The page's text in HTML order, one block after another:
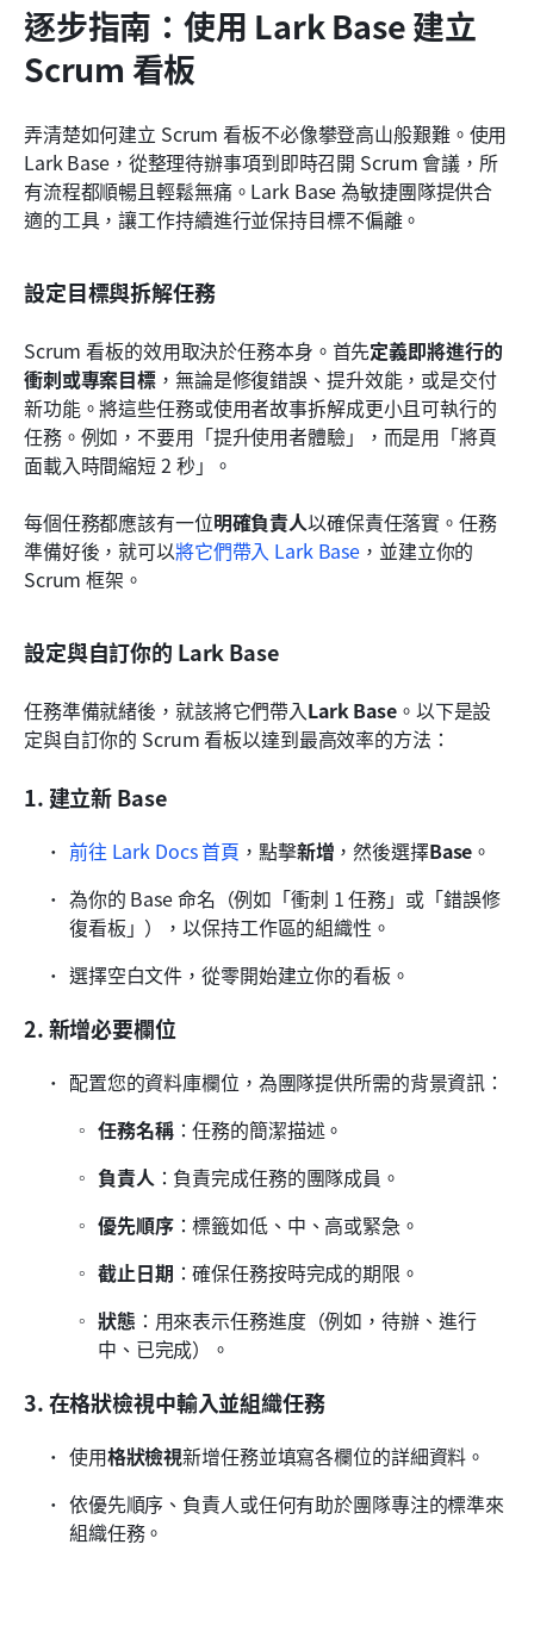
逐步指南：使用 Lark Base 建立
Scrum 看板
弄清楚如何建立 Scrum 看板不必像攀登高山般艱難。使用
Lark Base，從整理待辦事項到即時召開 Scrum 會議，所
有流程都順暢且輕鬆無痛。Lark Base 為敏捷團隊提供合
適的工具，讓工作持續進行並保持目標不偏離。
設定目標與拆解任務
Scrum 看板的效用取決於任務本身。首先定義即將進行的
衝刺或專案目標 ，無論是修復錯誤、提升效能，或是交付
新功能。將這些任務或使用者故事拆解成更小且可執行的
任務。例如，不要用「提升使用者體驗」，而是用「將頁
面載入時間縮短 2 秒」。
每個任務都應該有一位明確負責人以確保責任落實。任務
準備好後，就可以將它們帶入 Lark Base ，並建立你的
Scrum 框架。
設定與自訂你的 Lark Base
任務準備就緒後，就該將它們帶入Lark Base。以下是設
定與自訂你的 Scrum 看板以達到最高效率的方法：
1. 建立新 Base
前往 Lark Docs 首頁 ，點擊新增 ，然後選擇Base 。
為你的 Base 命名（例如「衝刺 1 任務」或「錯誤修
復看板」），以保持工作區的組織性。
選擇空白文件，從零開始建立你的看板。
2. 新增必要欄位
配置您的資料庫欄位，為團隊提供所需的背景資訊：
任務名稱：任務的簡潔描述。
負責人 ：負責完成任務的團隊成員。
優先順序：標籤如低、中、高或緊急。
截止日期 ：確保任務按時完成的期限。
狀態 ：用來表示任務進度（例如，待辦、進行
中、已完成）。
3. 在格狀檢視中輸入並組織任務
使用格狀檢視新增任務並填寫各欄位的詳細資料。
依優先順序、負責人或任何有助於團隊專注的標準來
組織任務。